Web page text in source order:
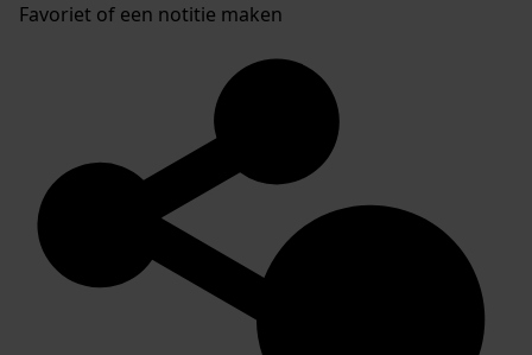
Favoriet of een notitie maken